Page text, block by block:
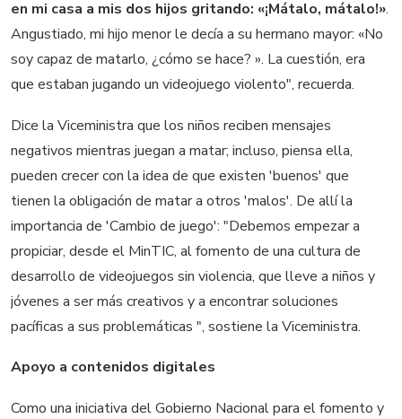
en mi casa a mis dos hijos gritando: «¡Mátalo, mátalo!».
Angustiado, mi hijo menor le decía a su hermano mayor: «No
soy capaz de matarlo, ¿cómo se hace? ». La cuestión, era
que estaban jugando un videojuego violento", recuerda.
Dice la Viceministra que los niños reciben mensajes
negativos mientras juegan a matar; incluso, piensa ella,
pueden crecer con la idea de que existen 'buenos' que
tienen la obligación de matar a otros 'malos'. De allí la
importancia de 'Cambio de juego': "Debemos empezar a
propiciar, desde el MinTIC, al fomento de una cultura de
desarrollo de videojuegos sin violencia, que lleve a niños y
jóvenes a ser más creativos y a encontrar soluciones
pacíficas a sus problemáticas ", sostiene la Viceministra.
Apoyo a contenidos digitales
Como una iniciativa del Gobierno Nacional para el fomento y